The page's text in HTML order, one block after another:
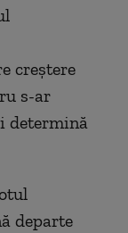
creștere
s-ar
determină
departe